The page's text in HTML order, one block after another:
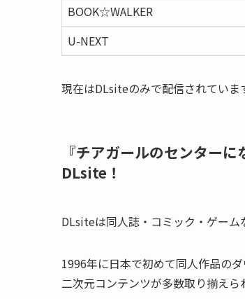
BOOK☆WALKER
U-NEXT
現在はDLsiteのみで配信されていま
『チアガールのセンター
DLsite！
DLsiteは同人誌・コミック・ゲーム
1996年に日本で初めて同人作品の
二次元コンテンツが多数取り揃えら